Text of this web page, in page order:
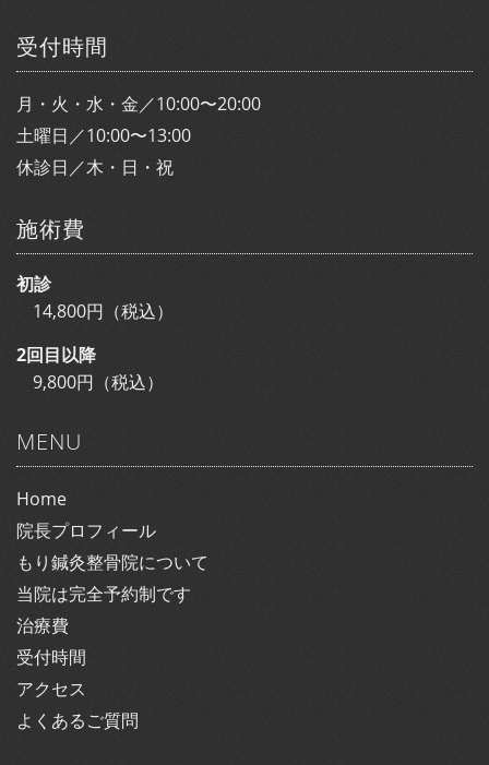
受付時間
月・火・水・金／10:00〜20:00
土曜日／10:00〜13:00
休診日／木・日・祝
施術費
初診
14,800円（税込）
2回目以降
9,800円（税込）
MENU
Home
院長プロフィール
もり鍼灸整骨院について
当院は完全予約制です
治療費
受付時間
アクセス
よくあるご質問